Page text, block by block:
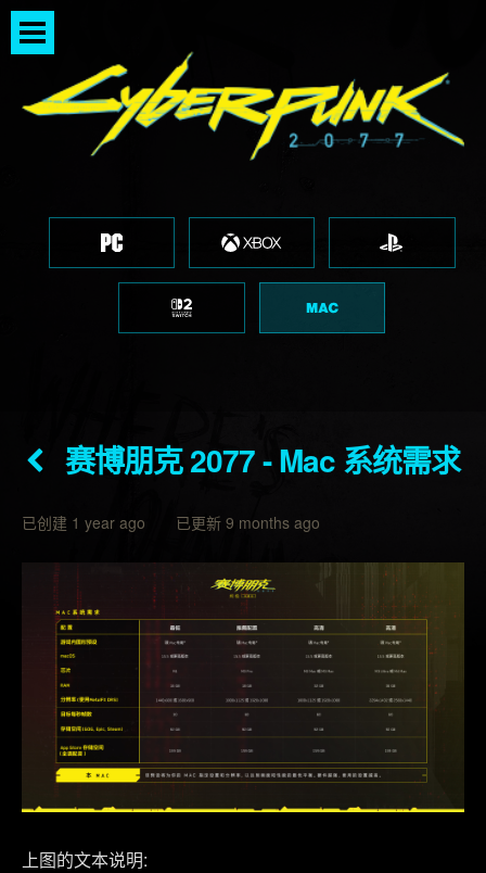
赛博朋克 2077 - Mac 系统需求
已创建 1 year ago 已更新 9 months ago
上图的文本说明: